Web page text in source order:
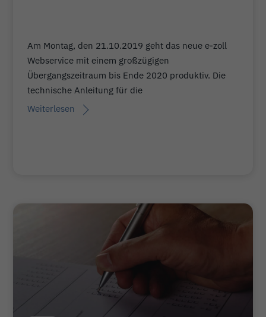
Am Montag, den 21.10.2019 geht das neue e-zoll
Webservice mit einem großzügigen
Übergangszeitraum bis Ende 2020 produktiv. Die
technische Anleitung für die
Weiterlesen